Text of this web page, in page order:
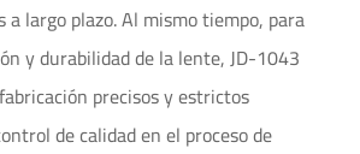
largo plazo. Al mismo tiempo, para
y durabilidad de la lente, JD-1043
precisos y estrictos
de calidad en el proceso de